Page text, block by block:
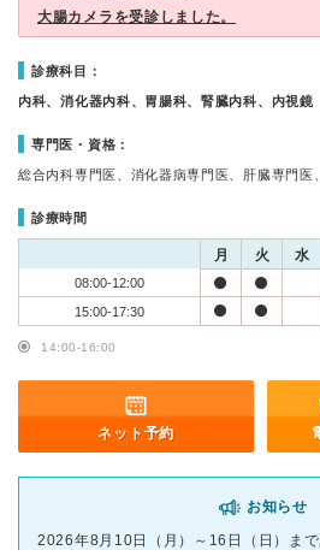
大腸カメラを受診しました。
診療科目：
内科、消化器内科、胃腸科、腎臓内科、内視鏡
専門医・資格：
総合内科専門医、消化器病専門医、肝臓専門医
診療時間
月 火 水
08:00-12:00
15:00-17:30
14:00-16:00
ネット予約
お知らせ
2026年8月10日（月）～16日（日）まで